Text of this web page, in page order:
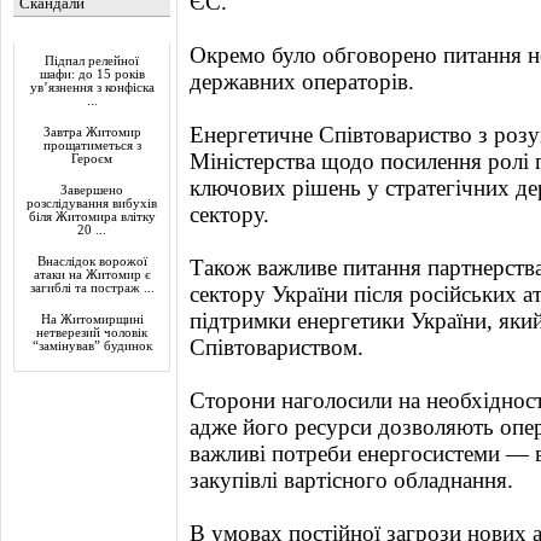
Підпал релейної
шафи: до 15 років
ув’язнення з конфіска
Завтра Житомир
прощатиметься з
Героєм
Завершено
розслідування вибухів
біля Житомира влітку
20 ...
Внаслідок ворожої
атаки на Житомир є
загиблі та постраж ...
На Житомирщині
нетверезий чоловік
“замінував” будинок
Окремо було обговорено питання
державних операторів.
Енергетичне Співтовариство з
Міністерства щодо посилення ролі
ключових рішень у стратегічних
сектору.
Також важливе питання
сектору України після російських
підтримки енергетики України,
Співтовариством.
Сторони наголосили на
адже його ресурси дозволяють
важливі потреби енергосистеми —
закупівлі вартісного обладнання.
В умовах постійної загрози нових